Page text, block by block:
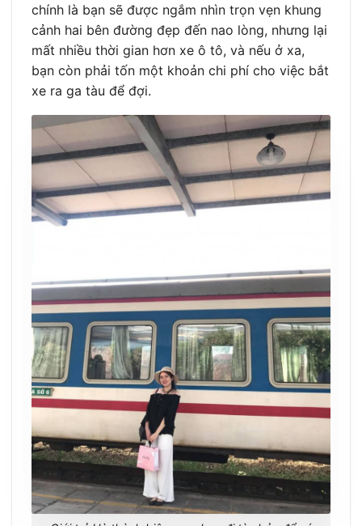
chính là bạn sẽ được ngắm nhìn trọn vẹn khung
cảnh hai bên đường đẹp đến nao lòng, nhưng lại
mất nhiều thời gian hơn xe ô tô, và nếu ở xa,
bạn còn phải tốn một khoản chi phí cho việc bắt
xe ra ga tàu để đợi.